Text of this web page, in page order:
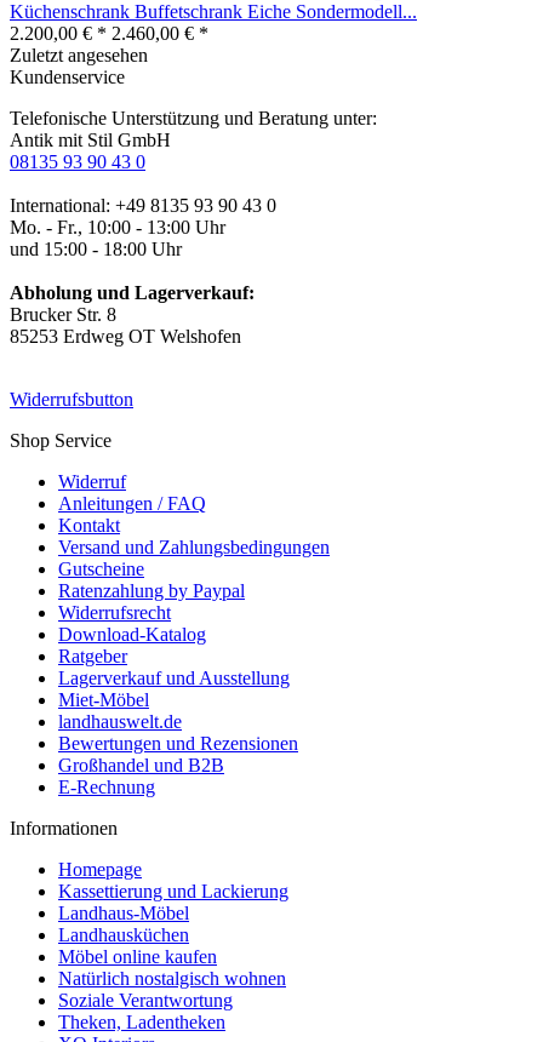
Küchenschrank Buffetschrank Eiche Sondermodell...
2.200,00 € * 2.460,00 € *
Zuletzt angesehen
Kundenservice
Telefonische Unterstützung und Beratung unter:
Antik mit Stil GmbH
08135 93 90 43 0
International: +49 8135 93 90 43 0
Mo. - Fr., 10:00 - 13:00 Uhr
und 15:00 - 18:00 Uhr
Abholung und Lagerverkauf:
Brucker Str. 8
85253 Erdweg OT Welshofen
Widerrufsbutton
Shop Service
Widerruf
Anleitungen / FAQ
Kontakt
Versand und Zahlungsbedingungen
Gutscheine
Ratenzahlung by Paypal
Widerrufsrecht
Download-Katalog
Ratgeber
Lagerverkauf und Ausstellung
Miet-Möbel
landhauswelt.de
Bewertungen und Rezensionen
Großhandel und B2B
E-Rechnung
Informationen
Homepage
Kassettierung und Lackierung
Landhaus-Möbel
Landhausküchen
Möbel online kaufen
Natürlich nostalgisch wohnen
Soziale Verantwortung
Theken, Ladentheken